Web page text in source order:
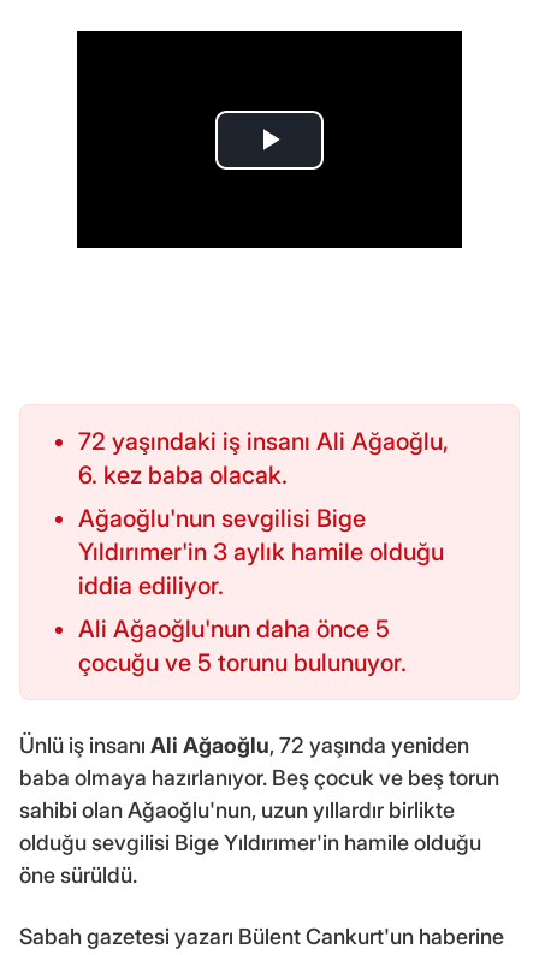
72 yaşındaki iş insanı Ali Ağaoğlu,
6. kez baba olacak.
Ağaoğlu'nun sevgilisi Bige
Yıldırımer'in 3 aylık hamile olduğu
iddia ediliyor.
Ali Ağaoğlu'nun daha önce 5
çocuğu ve 5 torunu bulunuyor.
Ünlü iş insanı Ali Ağaoğlu, 72 yaşında yeniden
baba olmaya hazırlanıyor. Beş çocuk ve beş torun
sahibi olan Ağaoğlu'nun, uzun yıllardır birlikte
olduğu sevgilisi Bige Yıldırımer'in hamile olduğu
öne sürüldü.
Sabah gazetesi yazarı Bülent Cankurt'un haberine